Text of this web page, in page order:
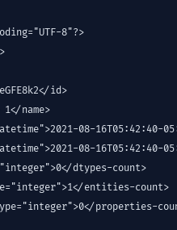
8"?>
id>
1</name>
08-16T05:42:40-
08-16T05:42:40-
dtypes-count>
entities-count>
properties-